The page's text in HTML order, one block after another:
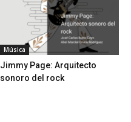
Música
Jimmy Page: Arquitecto
sonoro del rock